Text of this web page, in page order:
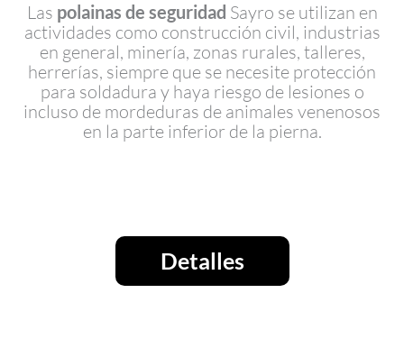
Las polainas de seguridad Sayro se utilizan en
actividades como construcción civil, industrias
en general, minería, zonas rurales, talleres,
herrerías, siempre que se necesite protección
para soldadura y haya riesgo de lesiones o
incluso de mordeduras de animales venenosos
en la parte inferior de la pierna.
Detalles